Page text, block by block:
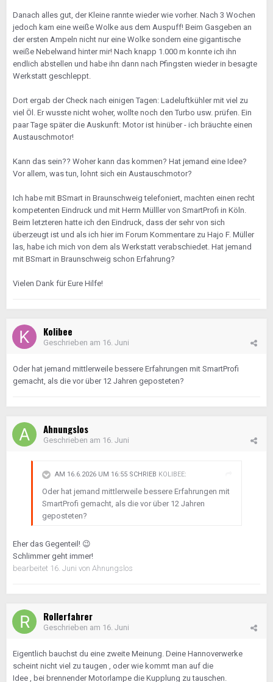
Danach alles gut, der Kleine rannte wieder wie vorher. Nach 3 Wochen
jedoch kam eine weiße Wolke aus dem Auspuff! Beim Gasgeben an
der ersten Ampeln nicht nur eine Wolke sondern eine gigantische
weiße Nebelwand hinter mir! Nach knapp 1.000 m konnte ich ihn
endlich abstellen und habe ihn dann nach Pfingsten wieder in besagte
Werkstatt geschleppt.
Dort ergab der Check nach einigen Tagen: Ladeluftkühler mit viel zu
viel Öl. Er wusste nicht woher, wollte noch den Turbo usw. prüfen. Ein
paar Tage später die Auskunft: Motor ist hinüber - ich bräuchte einen
Austauschmotor!
Kann das sein?? Woher kann das kommen? Hat jemand eine Idee?
Vor allem, was tun, lohnt sich ein Austauschmotor?
Ich habe mit BSmart in Braunschweig telefoniert, machten einen recht
kompetenten Eindruck und mit Herrn Mülller von SmartProfi in Köln.
Beim letzteren hatte ich den Eindruck, dass der sehr von sich
überzeugt ist und als ich hier im Forum Kommentare zu Hajo F. Müller
las, habe ich mich von dem als Werkstatt verabschiedet. Hat jemand
mit BSmart in Braunschweig schon Erfahrung?
Vielen Dank für Eure Hilfe!
Kolibee
Geschrieben am 16. Juni
Oder hat jemand mittlerweile bessere Erfahrungen mit SmartProfi
gemacht, als die vor über 12 Jahren geposteten?
Ahnungslos
Geschrieben am 16. Juni
AM 16.6.2026 UM 16:55 SCHRIEB KOLIBEE:
Oder hat jemand mittlerweile bessere Erfahrungen mit
SmartProfi gemacht, als die vor über 12 Jahren
geposteten?
Eher das Gegenteil! 😉
Schlimmer geht immer!
bearbeitet 16. Juni von Ahnungslos
Rollerfahrer
Geschrieben am 16. Juni
Eigentlich bauchst du eine zweite Meinung. Deine Hannoverwerke
scheint nicht viel zu taugen , oder wie kommt man auf die
Idee , bei brennender Motorlampe die Kupplung zu tauschen.